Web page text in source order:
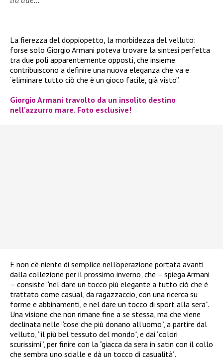
La fierezza del doppiopetto, la morbidezza del velluto:
forse solo Giorgio Armani poteva trovare la sintesi perfetta
tra due poli apparentemente opposti, che insieme
contribuiscono a definire una nuova eleganza che va e
“eliminare tutto ciò che è un gioco facile, già visto”.
Giorgio Armani travolto da un insolito destino
nell’azzurro mare. Foto esclusive!
E non c’è niente di semplice nell’operazione portata avanti
dalla collezione per il prossimo inverno, che – spiega Armani
– consiste “nel dare un tocco più elegante a tutto ciò che è
trattato come casual, da ragazzaccio, con una ricerca su
forme e abbinamenti, e nel dare un tocco di sport alla sera”.
Una visione che non rimane fine a se stessa, ma che viene
declinata nelle “cose che più donano all’uomo”, a partire dal
velluto, “il più bel tessuto del mondo”, e dai “colori
scurissimi”, per finire con la “giacca da sera in satin con il collo
che sembra uno scialle e dà un tocco di casualità”.